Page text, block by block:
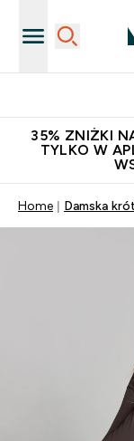
35% ZNIŻKI
TYLKO W
Home Damska